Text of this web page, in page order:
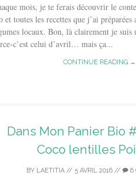
mois, je te ferais découvrir le
et toutes les recettes que j’ai
locaux. Bon, là clairement je suis
c’est celui d’avril… mais ça...
CONTINUE READING →
Dans Mon Panier Bio
Coco lentilles
BY LAETITIA// 5 AVRIL 2016// 6